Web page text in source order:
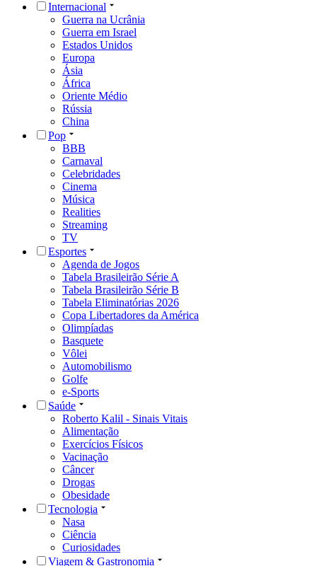
Internacional
Guerra na Ucrânia
Guerra em Israel
Estados Unidos
Europa
Ásia
África
Oriente Médio
Rússia
China
Pop
BBB
Carnaval
Celebridades
Cinema
Música
Realities
Streaming
TV
Esportes
Agenda de Jogos
Tabela Brasileirão Série A
Tabela Brasileirão Série B
Tabela Eliminatórias 2026
Copa Libertadores da América
Olimpíadas
Basquete
Vôlei
Automobilismo
Golfe
e-Sports
Saúde
Roberto Kalil - Sinais Vitais
Alimentação
Exercícios Físicos
Vacinação
Câncer
Drogas
Obesidade
Tecnologia
Nasa
Ciência
Curiosidades
Viagem & Gastronomia